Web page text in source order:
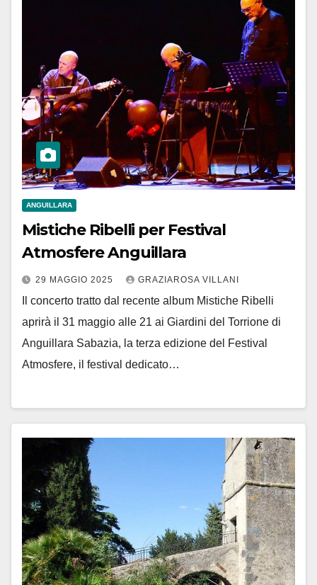
ANGUILLARA
Mistiche Ribelli per Festival
Atmosfere Anguillara
29 MAGGIO 2025 GRAZIAROSA VILLANI
Il concerto tratto dal recente album Mistiche Ribelli
aprirà il 31 maggio alle 21 ai Giardini del Torrione di
Anguillara Sabazia, la terza edizione del Festival
Atmosfere, il festival dedicato…